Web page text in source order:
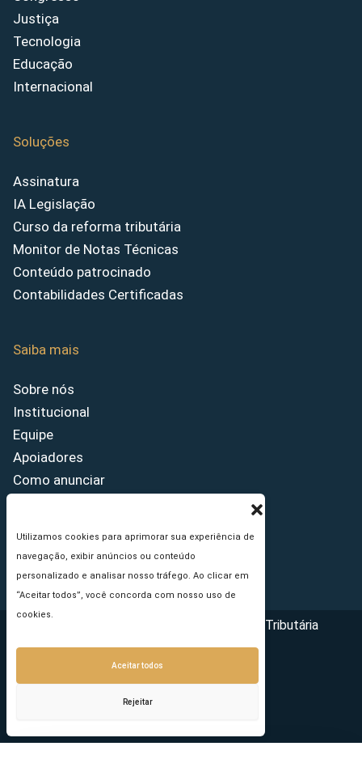
Utilizamos cookies para aprimorar sua experiência de
navegação, exibir anúncios ou conteúdo
personalizado e analisar nosso tráfego. Ao clicar em
“Aceitar todos”, você concorda com nosso uso de
cookies.
Aceitar todos
Rejeitar
Justiça
Tecnologia
Educação
Internacional
Soluções
Assinatura
IA Legislação
Curso da reforma tributária
Monitor de Notas Técnicas
Conteúdo patrocinado
Contabilidades Certificadas
Saiba mais
Sobre nós
Institucional
Equipe
Apoiadores
Como anunciar
Princípios Editoriais
Copyright © 2026 - Portal da Reforma Tributária